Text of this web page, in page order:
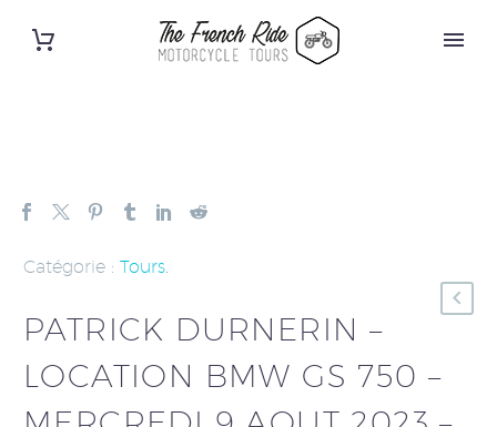
Catégorie : Tours.
PATRICK DURNERIN –
LOCATION BMW GS 750 –